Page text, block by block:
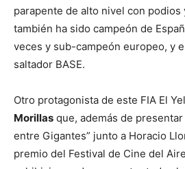
parapente de alto nivel con podios
también ha sido campeón de
veces y sub-campeón europeo, y
saltador BASE.
Otro protagonista de este FIA El
Morillas que, además de
entre Gigantes” junto a Horacio
premio del Festival de Cine del